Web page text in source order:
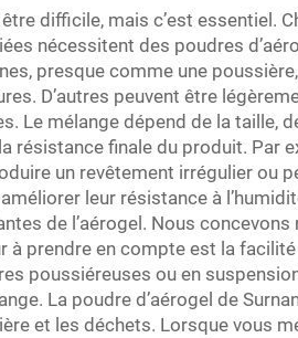
difficile, mais c’est essentiel.
nécessitent des poudres
presque comme une
D’autres peuvent être
Le mélange dépend de la taille,
résistance finale du produit. Par
un revêtement irrégulier ou
leur résistance à
de l’aérogel. Nous
à prendre en compte est la
poussiéreuses ou en
La poudre d’aérogel de
et les déchets. Lorsque vous